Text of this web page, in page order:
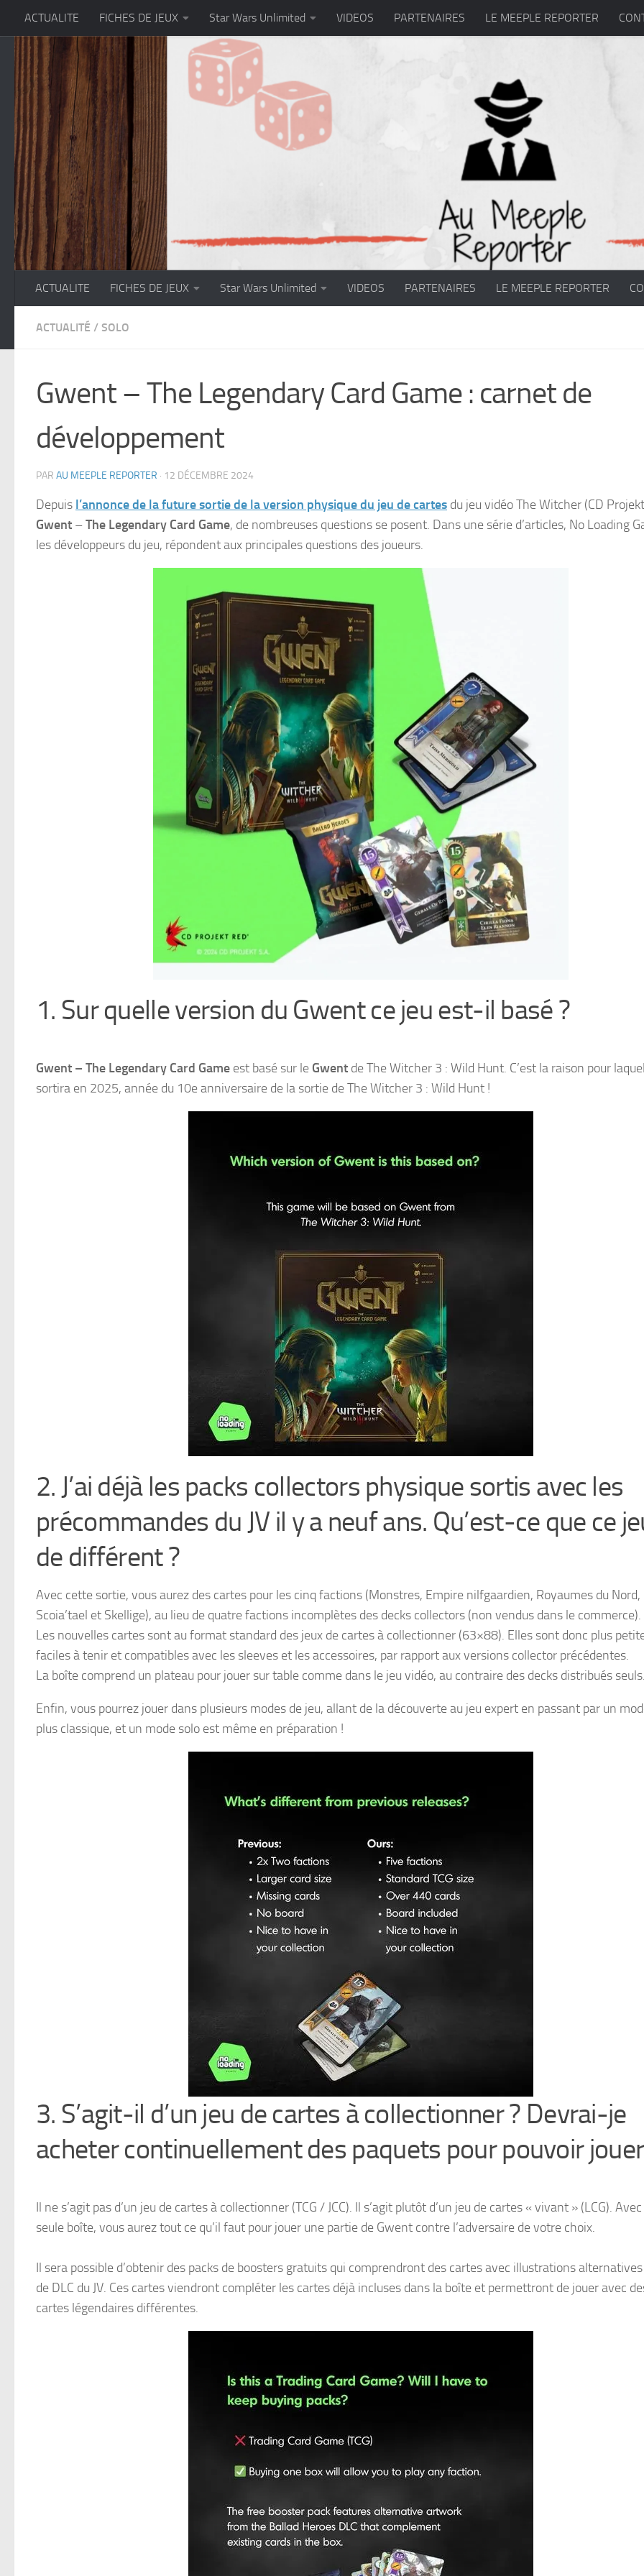
Skip to content
ACTUALITE FICHES DE JEUX Star Wars Unlimited VIDEOS PARTENAIRES LE MEEPLE REPORTER
ACTUALITE FICHES DE JEUX Star Wars Unlimited VIDEOS PARTENAIRES LE MEEPLE REPORTER
ACTUALITÉ / SOLO
Gwent – The Legendary Card Game : carnet de
développement
PAR AU MEEPLE REPORTER · 12 DÉCEMBRE 2024
Depuis l’annonce de la future sortie de la version physique du jeu de cartes du jeu vidéo The Witcher (CD
Gwent –The Legendary Card Game, de nombreuses questions se posent. Dans une série d’articles, No Loading
les développeurs du jeu, répondent aux principales questions des joueurs.
1. Sur quelle version du Gwent ce jeu est-il basé ?
Gwent – The Legendary Card Game est basé sur le Gwent de The Witcher 3 : Wild Hunt. C’est la raison pour
sortira en 2025, année du 10e anniversaire de la sortie de The Witcher 3 : Wild Hunt !
2. J’ai déjà les packs collectors physique sortis avec les
précommandes du JV il y a neuf ans. Qu’est-ce que ce
de différent ?
Avec cette sortie, vous aurez des cartes pour les cinq factions (Monstres, Empire nilfgaardien, Royaumes du Nord,
Scoia’tael et Skellige), au lieu de quatre factions incomplètes des decks collectors (non vendus dans le commerce).
Les nouvelles cartes sont au format standard des jeux de cartes à collectionner (63×88). Elles sont donc plus
faciles à tenir et compatibles avec les sleeves et les accessoires, par rapport aux versions collector précédentes.
La boîte comprend un plateau pour jouer sur table comme dans le jeu vidéo, au contraire des decks distribués
Enfin, vous pourrez jouer dans plusieurs modes de jeu, allant de la découverte au jeu expert en passant par un
plus classique, et un mode solo est même en préparation !
3. S’agit-il d’un jeu de cartes à collectionner ? Devrai-je
acheter continuellement des paquets pour pouvoir
Il ne s’agit pas d’un jeu de cartes à collectionner (TCG / JCC). Il s’agit plutôt d’un jeu de cartes « vivant » (LCG).
seule boîte, vous aurez tout ce qu’il faut pour jouer une partie de Gwent contre l’adversaire de votre choix.
Il sera possible d’obtenir des packs de boosters gratuits qui comprendront des cartes avec illustrations
de DLC du JV. Ces cartes viendront compléter les cartes déjà incluses dans la boîte et permettront de jouer avec
cartes légendaires différentes.